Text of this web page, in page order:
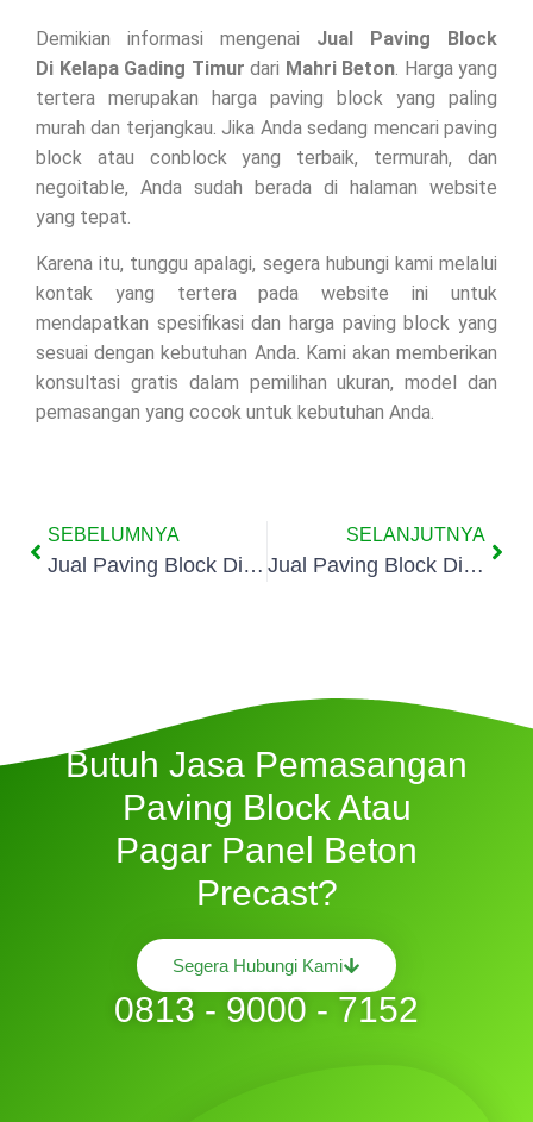
Demikian informasi mengenai Jual Paving Block
Di Kelapa Gading Timur dari Mahri Beton . Harga yang
tertera merupakan harga paving block yang paling
murah dan terjangkau. Jika Anda sedang mencari paving
block atau conblock yang terbaik, termurah, dan
negoitable, Anda sudah berada di halaman website
yang tepat.
Karena itu, tunggu apalagi, segera hubungi kami melalui
kontak yang tertera pada website ini untuk
mendapatkan spesifikasi dan harga paving block yang
sesuai dengan kebutuhan Anda. Kami akan memberikan
konsultasi gratis dalam pemilihan ukuran, model dan
pemasangan yang cocok untuk kebutuhan Anda.
SEBELUMNYA
Jual Paving Block Di Kelapa Gading Barat
SELANJUTNYA
Jual Paving Block Di Pegangsaan Dua
Butuh Jasa Pemasangan
Paving Block Atau
Pagar Panel Beton
Precast?
Segera Hubungi Kami
0813 - 9000 - 7152